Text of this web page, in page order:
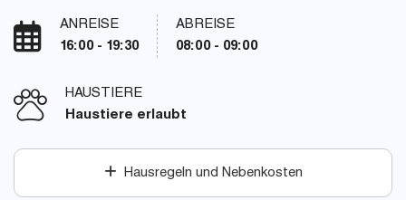
ANREISE
16:00 - 19:30
ABREISE
08:00 - 09:00
HAUSTIERE
Haustiere erlaubt
Hausregeln und Nebenkosten